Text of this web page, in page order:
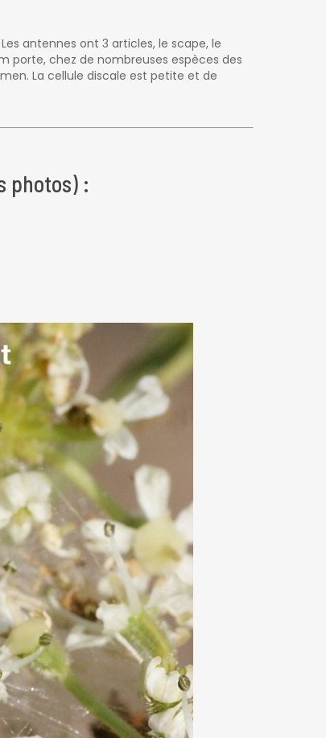
antennes ont 3 articles, le scape, le
porte, chez de nombreuses espèces des
La cellule discale est petite et de
photos) :